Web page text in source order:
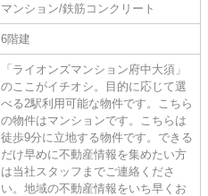
マンション/鉄筋コンクリート
6階建
「ライオンズマンション府中大須」
のここがイチオシ。目的に応じて選
べる2駅利用可能な物件です。こちら
の物件はマンションです。こちらは
徒歩9分に立地する物件です。できる
だけ早めに不動産情報を集めたい方
は当社スタッフまでご連絡くださ
い。地域の不動産情報をいち早くお